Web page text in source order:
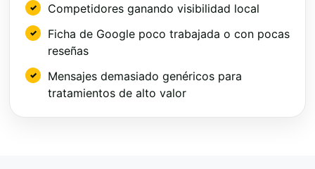
Competidores ganando visibilidad local
Ficha de Google poco trabajada o con pocas
reseñas
Mensajes demasiado genéricos para
tratamientos de alto valor